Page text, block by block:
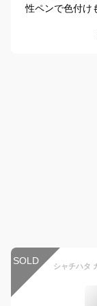
性ペンで色付け
SOLD